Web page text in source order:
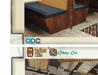
47
CHUBBY YO
CN Thảo Điền